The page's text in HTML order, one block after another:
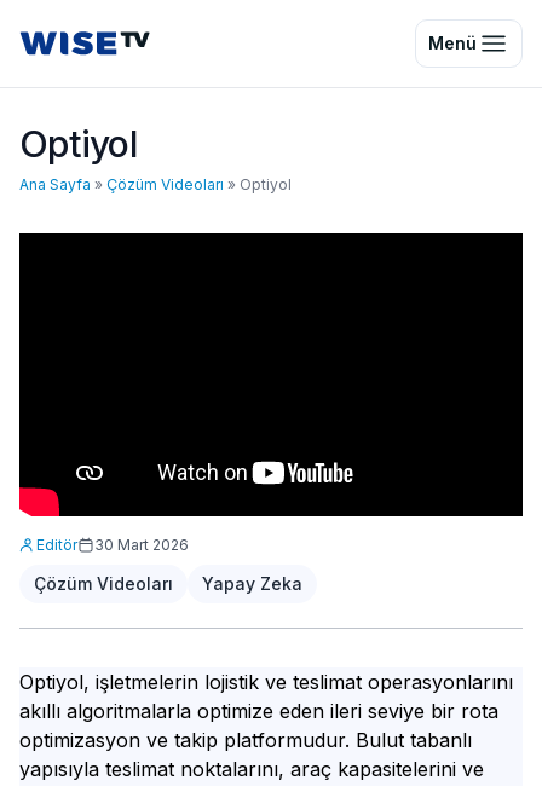
Wise TV Menü
Optiyol
Ana Sayfa » Çözüm Videoları » Optiyol
Editör 30 Mart 2026
Çözüm Videoları Yapay Zeka
Optiyol, işletmelerin lojistik ve teslimat operasyonlarını
akıllı algoritmalarla optimize eden ileri seviye bir rota
optimizasyon ve takip platformudur. Bulut tabanlı
yapısıyla teslimat noktalarını, araç kapasitelerini ve